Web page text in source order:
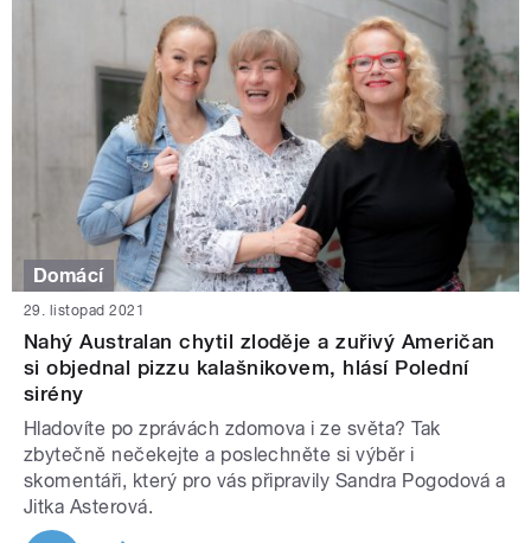
Domácí
29. listopad 2021
Nahý Australan chytil zloděje a zuřivý Američan
si objednal pizzu kalašnikovem, hlásí Polední
sirény
Hladovíte po zprávách zdomova i ze světa? Tak
zbytečně nečekejte a poslechněte si výběr i
skomentáři, který pro vás připravily Sandra Pogodová a
Jitka Asterová.